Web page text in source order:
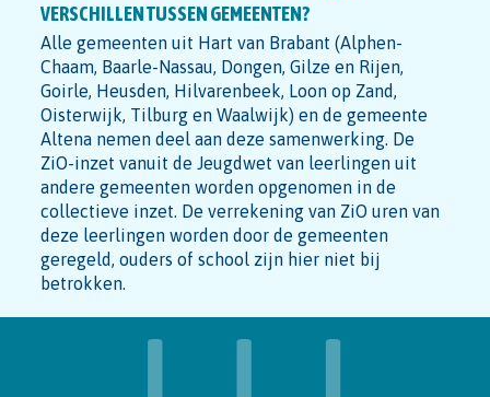
VERSCHILLEN TUSSEN GEMEENTEN?
Alle gemeenten uit Hart van Brabant (Alphen-
Chaam, Baarle-Nassau, Dongen, Gilze en Rijen,
Goirle, Heusden, Hilvarenbeek, Loon op Zand,
Oisterwijk, Tilburg en Waalwijk) en de gemeente
Altena nemen deel aan deze samenwerking. De
ZiO-inzet vanuit de Jeugdwet van leerlingen uit
andere gemeenten worden opgenomen in de
collectieve inzet. De verrekening van ZiO uren van
deze leerlingen worden door de gemeenten
geregeld, ouders of school zijn hier niet bij
betrokken.